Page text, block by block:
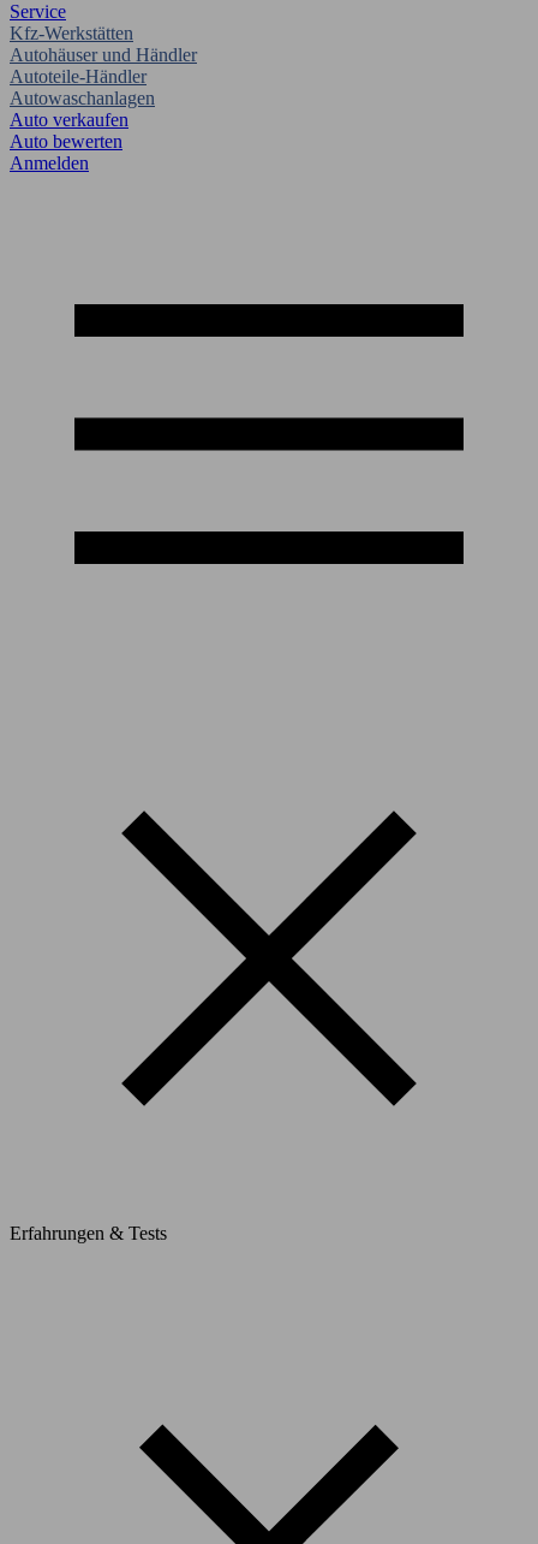
Service
Kfz-Werkstätten
Autohäuser und Händler
Autoteile-Händler
Autowaschanlagen
Auto verkaufen
Auto bewerten
Anmelden
Erfahrungen & Tests